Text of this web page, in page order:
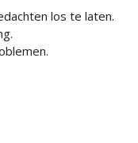
los te laten.